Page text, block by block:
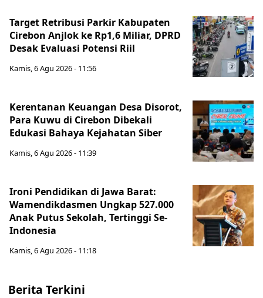
Target Retribusi Parkir Kabupaten
Cirebon Anjlok ke Rp1,6 Miliar, DPRD
Desak Evaluasi Potensi Riil
Kamis, 6 Agu 2026 - 11:56
Kerentanan Keuangan Desa Disorot,
Para Kuwu di Cirebon Dibekali
Edukasi Bahaya Kejahatan Siber
Kamis, 6 Agu 2026 - 11:39
Ironi Pendidikan di Jawa Barat:
Wamendikdasmen Ungkap 527.000
Anak Putus Sekolah, Tertinggi Se-
Indonesia
Kamis, 6 Agu 2026 - 11:18
Berita Terkini